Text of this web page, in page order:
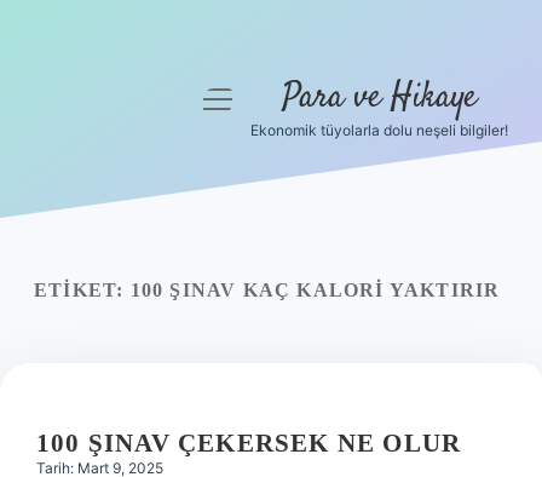
Yasal Uyarı
menüyü
Para ve Hikaye
Ekonomik tüyolarla dolu neşeli bilgiler!
ETIKET: 100 ŞINAV KAÇ KALORI YAKTIRIR
100 ŞINAV ÇEKERSEK NE OLUR
Tarih: Mart 9, 2025